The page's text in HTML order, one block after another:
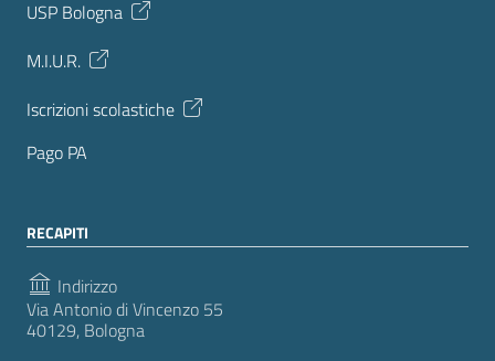
USP Bologna
M.I.U.R.
Iscrizioni scolastiche
Pago PA
RECAPITI
Indirizzo
Via Antonio di Vincenzo 55
40129, Bologna